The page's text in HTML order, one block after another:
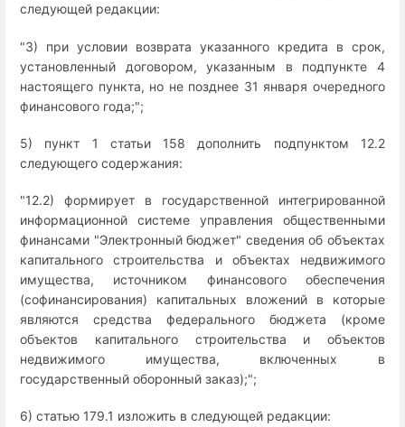
следующей редакции:
"3) при условии возврата указанного кредита в срок,
установленный договором, указанным в подпункте 4
настоящего пункта, но не позднее 31 января очередного
финансового года;";
5) пункт 1 статьи 158 дополнить подпунктом 12.2
следующего содержания:
"12.2) формирует в государственной интегрированной
информационной системе управления общественными
финансами "Электронный бюджет" сведения об объектах
капитального строительства и объектах недвижимого
имущества, источником финансового обеспечения
(софинансирования) капитальных вложений в которые
являются средства федерального бюджета (кроме
объектов капитального строительства и объектов
недвижимого имущества, включенных в
государственный оборонный заказ);";
6) статью 179.1 изложить в следующей редакции: